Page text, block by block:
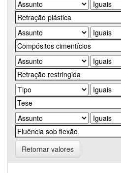
Retornar valores